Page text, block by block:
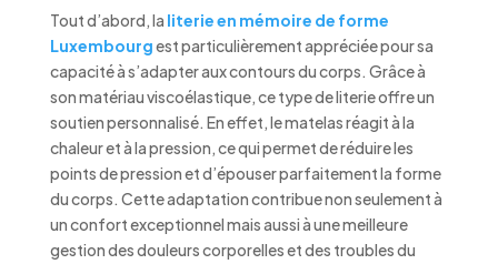
Tout d’abord, la literie en mémoire de forme
Luxembourgest particulièrement appréciée pour sa
capacité à s’adapter aux contours du corps. Grâce à
son matériau viscoélastique, ce type de literie offre un
soutien personnalisé. En effet, le matelas réagit à la
chaleur et à la pression, ce qui permet de réduire les
points de pression et d’épouser parfaitement la forme
du corps. Cette adaptation contribue non seulement à
un confort exceptionnel mais aussi à une meilleure
gestion des douleurs corporelles et des troubles du